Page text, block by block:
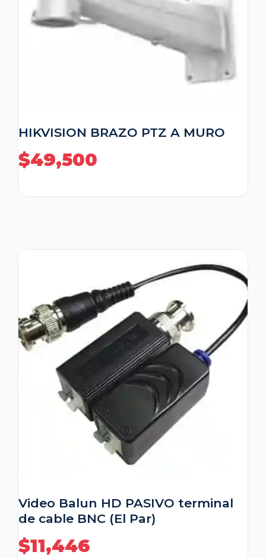
HIKVISION BRAZO PTZ A MURO
$49,500
Video Balun HD PASIVO terminal
de cable BNC (El Par)
$11,446